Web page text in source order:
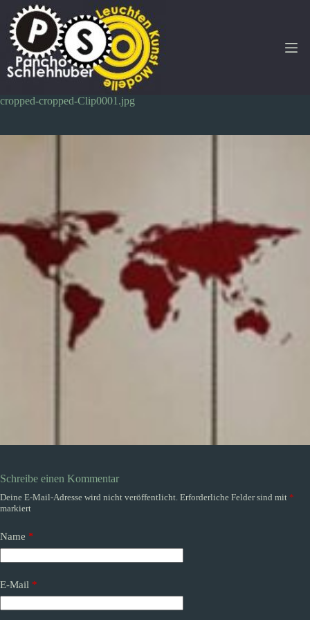
Inhalt
springen
cropped-cropped-Clip0001.jpg
Schreibe einen Kommentar
Deine E-Mail-Adresse wird nicht veröffentlicht. Erforderliche Felder sind mit *
markiert
Name *
E-Mail *